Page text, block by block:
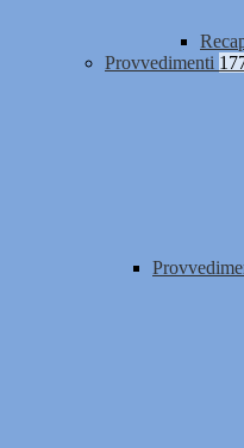
Provvedimenti